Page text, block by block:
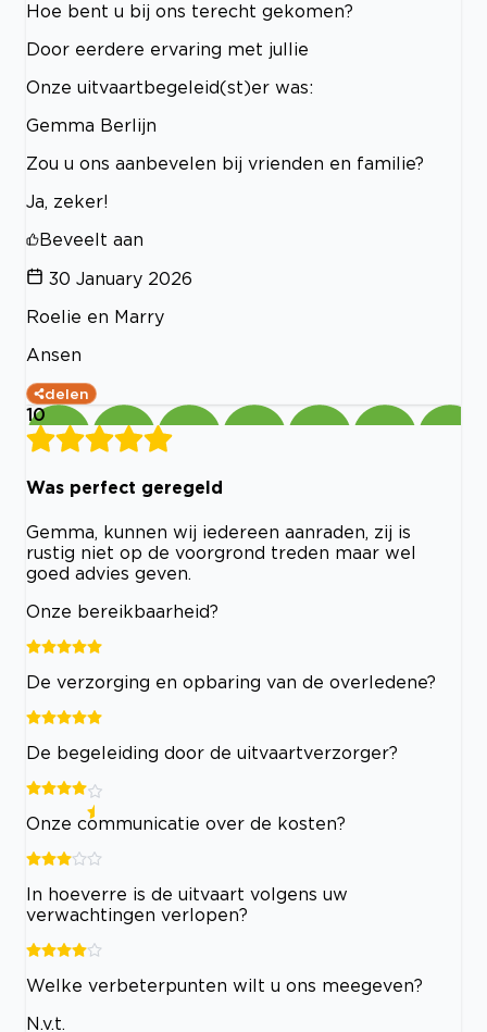
Hoe bent u bij ons terecht gekomen?
Door eerdere ervaring met jullie
Onze uitvaartbegeleid(st)er was:
Gemma Berlijn
Zou u ons aanbevelen bij vrienden en familie?
Ja, zeker!
Beveelt aan
30 January 2026
Roelie en Marry
Ansen
delen
10
Was perfect geregeld
Gemma, kunnen wij iedereen aanraden, zij is
rustig niet op de voorgrond treden maar wel
goed advies geven.
Onze bereikbaarheid?
De verzorging en opbaring van de overledene?
De begeleiding door de uitvaartverzorger?
Onze communicatie over de kosten?
In hoeverre is de uitvaart volgens uw
verwachtingen verlopen?
Welke verbeterpunten wilt u ons meegeven?
N.v.t.